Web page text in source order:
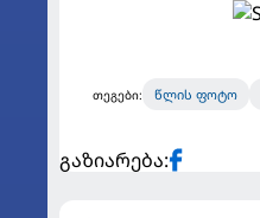
თეგები: წლის ფოტო
გაზიარება: